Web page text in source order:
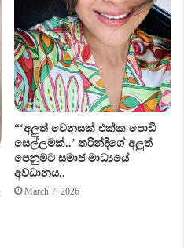
“‘අලුත් වෙනසක් එක්ක පොඩි
සෙල්ලමක්..’ තරින්දිගේ අලුත්
පෙනුමට සමාජ මාධ්‍යයේ
අවධානය..
March 7, 2026